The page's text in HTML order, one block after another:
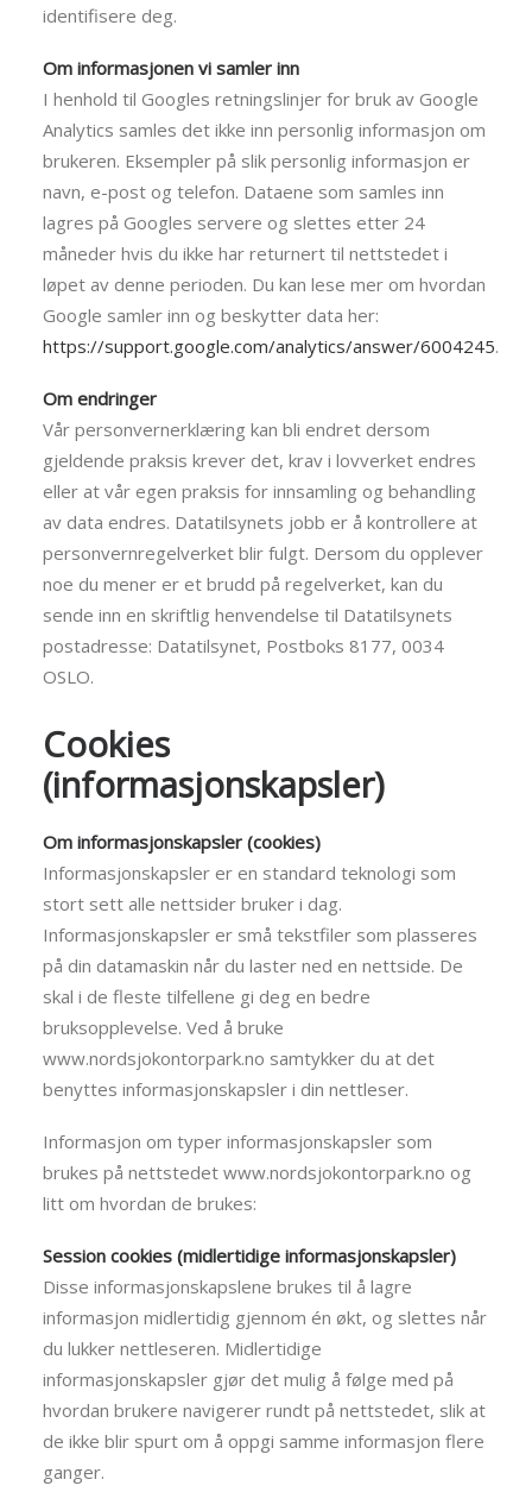
identifisere deg.
Om informasjonen vi samler inn
I henhold til Googles retningslinjer for bruk av Google
Analytics samles det ikke inn personlig informasjon om
brukeren. Eksempler på slik personlig informasjon er
navn, e-post og telefon. Dataene som samles inn
lagres på Googles servere og slettes etter 24
måneder hvis du ikke har returnert til nettstedet i
løpet av denne perioden. Du kan lese mer om hvordan
Google samler inn og beskytter data her:
https://support.google.com/analytics/answer/6004245.
Om endringer
Vår personvernerklæring kan bli endret dersom
gjeldende praksis krever det, krav i lovverket endres
eller at vår egen praksis for innsamling og behandling
av data endres. Datatilsynets jobb er å kontrollere at
personvernregelverket blir fulgt. Dersom du opplever
noe du mener er et brudd på regelverket, kan du
sende inn en skriftlig henvendelse til Datatilsynets
postadresse: Datatilsynet, Postboks 8177, 0034
OSLO.
Cookies
(informasjonskapsler)
Om informasjonskapsler (cookies)
Informasjonskapsler er en standard teknologi som
stort sett alle nettsider bruker i dag.
Informasjonskapsler er små tekstfiler som plasseres
på din datamaskin når du laster ned en nettside. De
skal i de fleste tilfellene gi deg en bedre
bruksopplevelse. Ved å bruke
www.nordsjokontorpark.no samtykker du at det
benyttes informasjonskapsler i din nettleser.
Informasjon om typer informasjonskapsler som
brukes på nettstedet www.nordsjokontorpark.no og
litt om hvordan de brukes:
Session cookies (midlertidige informasjonskapsler)
Disse informasjonskapslene brukes til å lagre
informasjon midlertidig gjennom én økt, og slettes når
du lukker nettleseren. Midlertidige
informasjonskapsler gjør det mulig å følge med på
hvordan brukere navigerer rundt på nettstedet, slik at
de ikke blir spurt om å oppgi samme informasjon flere
ganger.